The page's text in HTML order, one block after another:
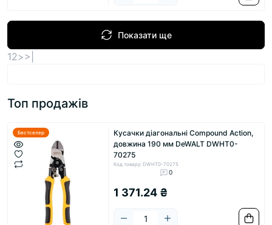
Показати ще
12>>|
Топ продажів
Бестселер
Кусачки діагональні Compound Action,
довжина 190 мм DeWALT DWHT0-
70275
Код товару: DWHT0-70275
0
1 371.24 ₴